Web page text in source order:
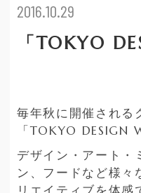
2016.10.29
「TOKYO
毎年秋に開催される
「TOKYO DESIGN
デザイン・アート・
ン、フードなど様々